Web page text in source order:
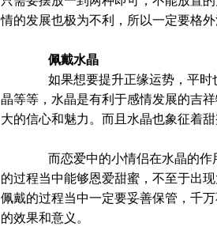
情的发展也极为不利，所以一定要格外
佩戴水晶
如果想要提升正缘运势，平时
晶等等，水晶是有利于感情发展的吉
大的信心和魅力。而且水晶也象征着
而恋爱中的小情侣在水晶的作
的过程当中能够恩爱甜蜜，不至于出
佩戴的过程当中一定要妥善保管，千
的效果和意义。